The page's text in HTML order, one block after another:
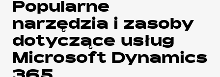
Popularne
narzędzia i zasoby
dotyczące usług
Microsoft Dynamics